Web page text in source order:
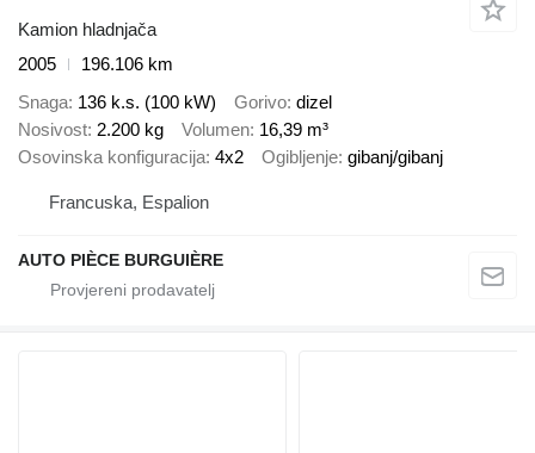
Kamion hladnjača
2005
196.106 km
Snaga 136 k.s. (100 kW) Gorivo dizel
Nosivost 2.200 kg Volumen 16,39 m³
Osovinska konfiguracija 4x2 Ogibljenje gibanj/gibanj
Francuska, Espalion
AUTO PIÈCE BURGUIÈRE